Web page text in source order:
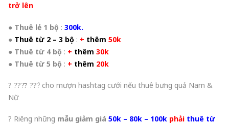
trở lên
● Thuê lẻ 1 bộ : 300k.
● Thuê từ 2 – 3 bộ : + thêm 50k
● Thuê từ 4 bộ : + thêm 30k
● Thuê từ 5 bộ : + thêm 20k
? ???̂̃? ???́ cho mượn hashtag cưới nếu thuê bưng quả Nam &
Nữ
? Riêng những mẫu giảm giá 50k – 80k – 100k phải thuê từ